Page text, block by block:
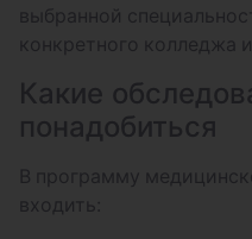
выбранной
конкретного колледжа
Какие
понадобиться
В программу
входить: